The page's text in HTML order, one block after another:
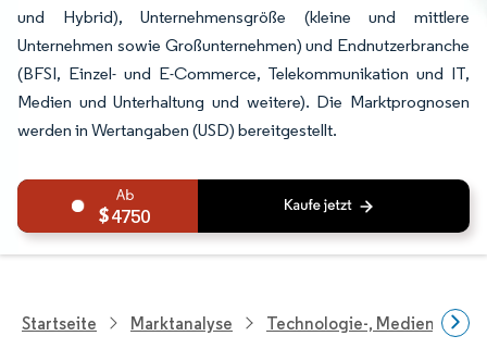
und Hybrid), Unternehmensgröße (kleine und mittlere
Unternehmen sowie Großunternehmen) und Endnutzerbranche
(BFSI, Einzel- und E-Commerce, Telekommunikation und IT,
Medien und Unterhaltung und weitere). Die Marktprognosen
werden in Wertangaben (USD) bereitgestellt.
4750
Startseite Marktanalyse Technologie-, Medien- Und